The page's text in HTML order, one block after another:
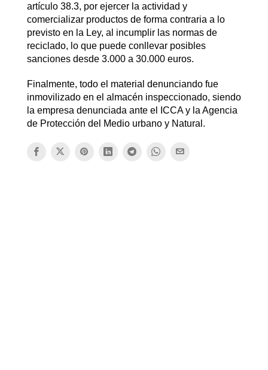
artículo 38.3, por ejercer la actividad y
comercializar productos de forma contraria a lo
previsto en la Ley, al incumplir las normas de
reciclado, lo que puede conllevar posibles
sanciones desde 3.000 a 30.000 euros.
Finalmente, todo el material denunciando fue
inmovilizado en el almacén inspeccionado, siendo
la empresa denunciada ante el ICCA y la Agencia
de Protección del Medio urbano y Natural.